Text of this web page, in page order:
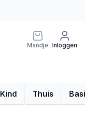
Mandje Inloggen
Kind Thuis